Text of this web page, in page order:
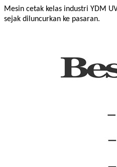
Mesin cetak kelas industri YDM
sejak diluncurkan ke pasaran.